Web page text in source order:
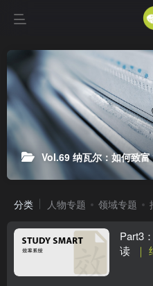
Vol.69 纳瓦尔：如何致富
分类 人物专题 领域专题
Part3
读 ｜